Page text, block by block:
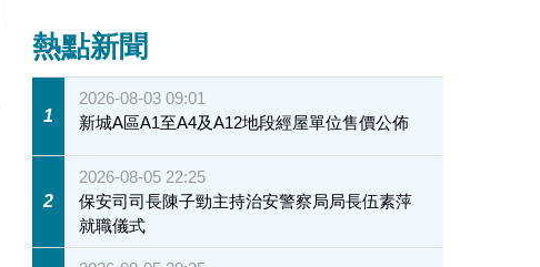
熱點新聞
1
2026-08-03 09:01
新城A區A1至A4及A12地段經屋單位售價公佈
2
2026-08-05 22:25
保安司司長陳子勁主持治安警察局局長伍素萍
就職儀式